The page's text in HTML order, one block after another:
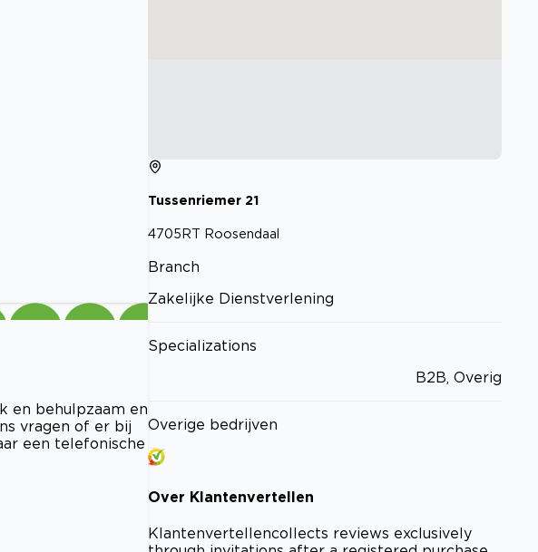
en behulpzaam en
vragen of er bij
een telefonische
Tussenriemer 21
4705RT Roosendaal
Branch
Zakelijke Dienstverlening
Specializations
B2B, Overig
Overige bedrijven
Over Klantenvertellen
Klantenvertellencollects reviews exclusively